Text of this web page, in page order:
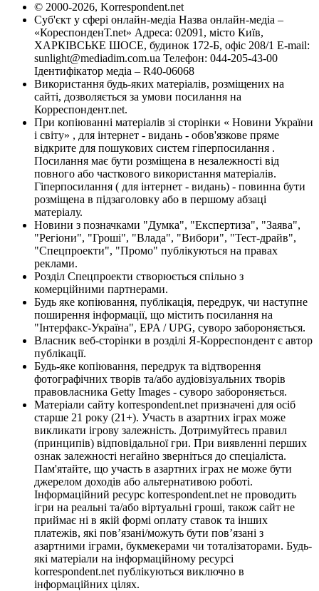
© 2000-2026, Korrespondent.net
Суб'єкт у сфері онлайн-медіа Назва онлайн-медіа –
«КореспонденТ.net» Адреса: 02091, місто Київ,
ХАРКІВСЬКЕ ШОСЕ, будинок 172-Б, офіс 208/1 E-mail:
sunlight@mediadim.com.ua Телефон: 044-205-43-00
Ідентифікатор медіа – R40-06068
Використання будь-яких матеріалів, розміщених на
сайті, дозволяється за умови посилання на
Корреспондент.net.
При копіюванні матеріалів зі сторінки « Новини України
і світу» , для інтернет - видань - обов'язкове пряме
відкрите для пошукових систем гіперпосилання .
Посилання має бути розміщена в незалежності від
повного або часткового використання матеріалів.
Гіперпосилання ( для інтернет - видань) - повинна бути
розміщена в підзаголовку або в першому абзаці
матеріалу.
Новини з позначками "Думка", "Експертиза", "Заява",
"Регіони", "Гроші", "Влада", "Вибори", "Тест-драйв",
"Спецпроекти", "Промо" публікуються на правах
реклами.
Розділ Спецпроекти створюється спільно з
комерційними партнерами.
Будь яке копіювання, публікація, передрук, чи наступне
поширення інформації, що містить посилання на
"Інтерфакс-Україна", EPA / UPG, суворо забороняється.
Власник веб-сторінки в розділі Я-Корреспондент є автор
публікації.
Будь-яке копіювання, передрук та відтворення
фотографічних творів та/або аудіовізуальних творів
правовласника Getty Images - суворо забороняється.
Матеріали сайту korrespondent.net призначені для осіб
старше 21 року (21+). Участь в азартних іграх може
викликати ігрову залежність. Дотримуйтесь правил
(принципів) відповідальної гри. При виявленні перших
ознак залежності негайно зверніться до спеціаліста.
Пам'ятайте, що участь в азартних іграх не може бути
джерелом доходів або альтернативою роботі.
Інформаційний ресурс korrespondent.net не проводить
ігри на реальні та/або віртуальні гроші, також сайт не
приймає ні в якій формі оплату ставок та інших
платежів, які пов’язані/можуть бути пов’язані з
азартними іграми, букмекерами чи тоталізаторами. Будь-
які матеріали на інформаційному ресурсі
korrespondent.net публікуються виключно в
інформаційних цілях.